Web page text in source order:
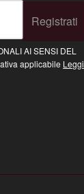
Registrati
AI SENSI DEL
applicabile Leggi